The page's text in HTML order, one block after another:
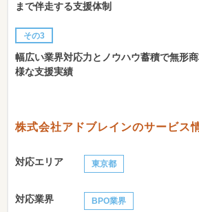
まで伴走する支援体制
その3
幅広い業界対応力とノウハウ蓄積で無形
様な支援実績
株式会社アドブレインのサービス
対応エリア 東京都
対応業界 BPO業界